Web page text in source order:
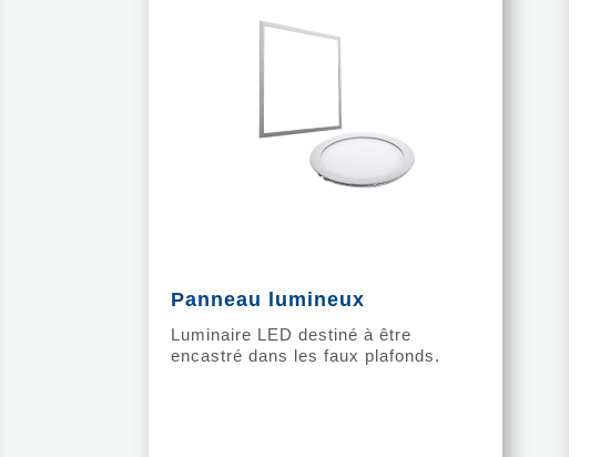
Panneau lumineux
Luminaire LED destiné à être
encastré dans les faux plafonds.